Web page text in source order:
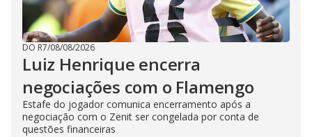
DO R7/08/08/2026
Luiz Henrique encerra
negociações com o Flamengo
Estafe do jogador comunica encerramento após a
negociação com o Zenit ser congelada por conta de
questões financeiras